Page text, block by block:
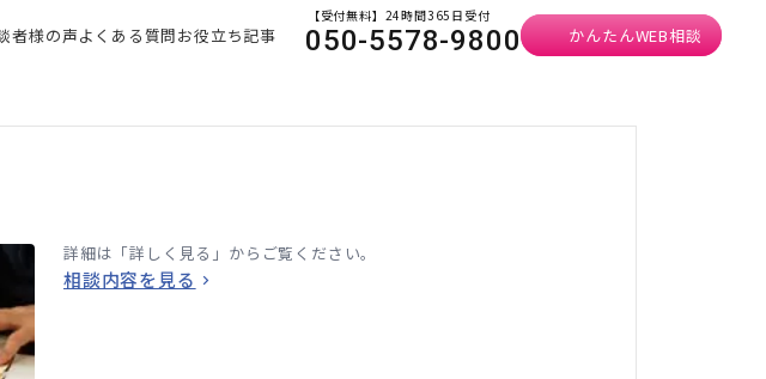
者様の声よくある質問お役立ち記事
【受付無料】24時間365日受付
050-5578-9800 かんたんWEB相談
詳細は「詳しく見る」からご覧ください。
相談内容を見る